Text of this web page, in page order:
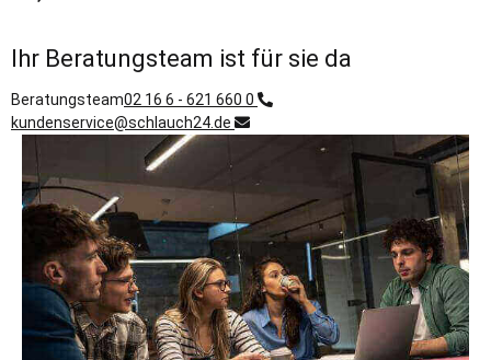
Ihr Beratungsteam ist für sie da
Beratungsteam02 16 6 - 621 660 0
kundenservice@schlauch24.de